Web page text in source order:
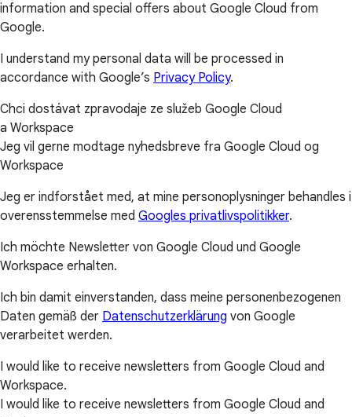
information and special offers about Google Cloud from
Google.
I understand my personal data will be processed in
accordance with Google’s Privacy Policy.
Chci dostávat zpravodaje ze služeb Google Cloud
a Workspace
Jeg vil gerne modtage nyhedsbreve fra Google Cloud og
Workspace
Jeg er indforstået med, at mine personoplysninger behandles i
overensstemmelse med Googles privatlivspolitikker.
Ich möchte Newsletter von Google Cloud und Google
Workspace erhalten.
Ich bin damit einverstanden, dass meine personenbezogenen
Daten gemäß der Datenschutzerklärung von Google
verarbeitet werden.
I would like to receive newsletters from Google Cloud and
Workspace.
I would like to receive newsletters from Google Cloud and